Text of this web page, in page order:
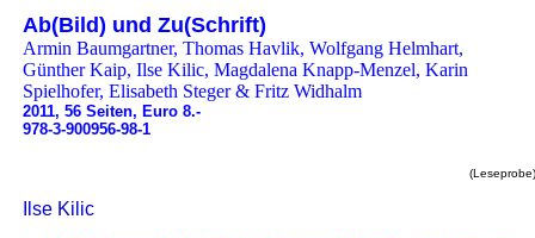
Ab(Bild) und Zu(Schrift)
Armin Baumgartner, Thomas Havlik, Wolfgang Helmhart,
Günther Kaip, Ilse Kilic, Magdalena Knapp-Menzel, Karin
Spielhofer, Elisabeth Steger & Fritz Widhalm
2011, 56 Seiten, Euro 8.-
978-3-900956-98-1
(Leseprobe)
Ilse Kilic